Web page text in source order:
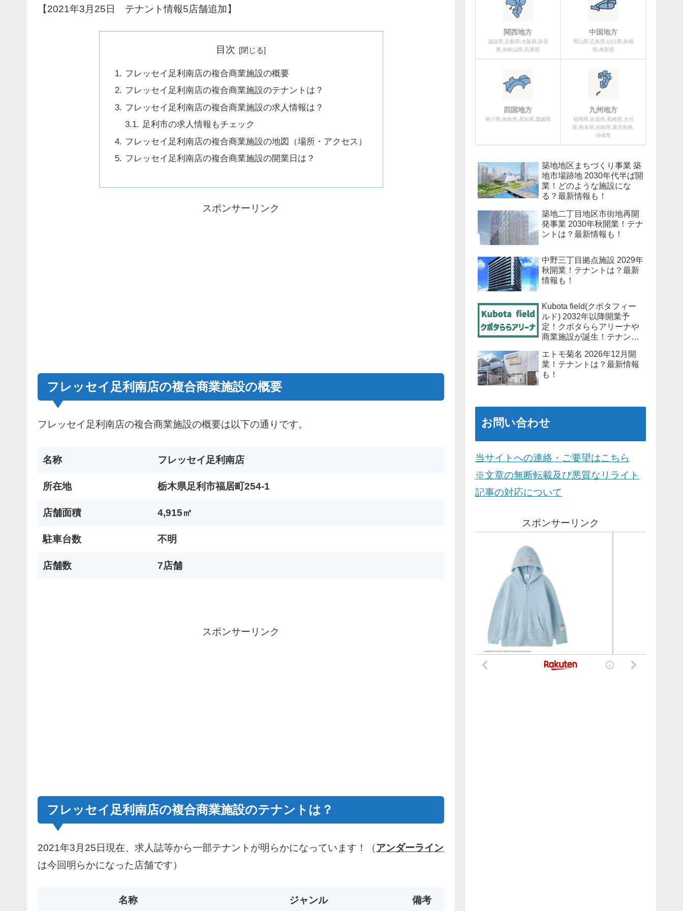
【2021年3月25日 テナント情報5店舗追加】
目次
フレッセイ足利南店の複合商業施設の概要
フレッセイ足利南店の複合商業施設のテナントは？
フレッセイ足利南店の複合商業施設の求人情報は？
足利市の求人情報もチェック
フレッセイ足利南店の複合商業施設の地図（場所・アクセス）
フレッセイ足利南店の複合商業施設の開業日は？
スポンサーリンク
フレッセイ足利南店の複合商業施設の概要
フレッセイ足利南店の複合商業施設の概要は以下の通りです。
名称 フレッセイ足利南店
所在地 栃木県足利市福居町254-1
店舗面積 4,915㎡
駐車台数 不明
店舗数 7店舗
スポンサーリンク
フレッセイ足利南店の複合商業施設のテナントは？
2021年3月25日現在、求人誌等から一部テナントが明らかになっています！（ アンダーライン
は今回明らかになった店舗です）
名称 ジャンル 備考
関西地方
滋賀県,京都府,大阪府,奈良
県,和歌山県,兵庫県
中国地方
岡山県,広島県,山口県,島根
県,鳥取県
四国地方
香川県,徳島県,高知県,愛媛県
九州地方
福岡県,佐賀県,長崎県,大分
県,熊本県,宮崎県,鹿児島県,
沖縄県
築地地区まちづくり事業 築
地市場跡地 2030年代半ば開
業！どのような施設にな
る？最新情報も！
築地二丁目地区市街地再開
発事業 2030年秋開業！テナ
ントは？最新情報も！
中野三丁目拠点施設 2029年
秋開業！テナントは？最新
情報も！
Kubota field(クボタフィー
ルド) 2032年以降開業予
定！クボタららアリーナや
商業施設が誕生！テナント
エトモ菊名 2026年12月開
業！テナントは？最新情報
も！
お問い合わせ
当サイトへの連絡・ご要望はこちら
※文章の無断転載及び悪質なリライト
記事の対応について
スポンサーリンク